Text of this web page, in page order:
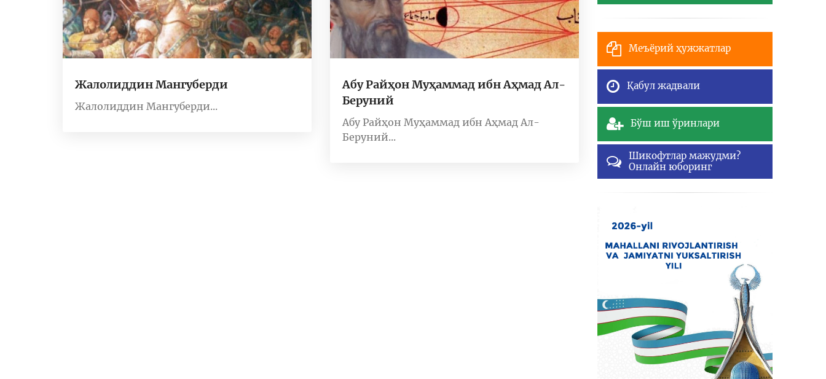
Жалолиддин Мангуберди
Жалолиддин Мангуберди...
Абу Райҳон Муҳаммад ибн Аҳмад Ал-
Беруний
Абу Райҳон Муҳаммад ибн Аҳмад Ал-
Беруний...
Меъёрий ҳужжатлар
Қабул жадвали
Бўш иш ўринлари
Шикофтлар мажудми?
Онлайн юборинг